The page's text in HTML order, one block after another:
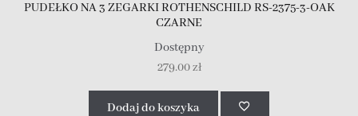
PUDEŁKO NA 3 ZEGARKI ROTHENSCHILD RS-2375-3-OAK
CZARNE
Dostępny
279.00zł
Dodaj do koszyka